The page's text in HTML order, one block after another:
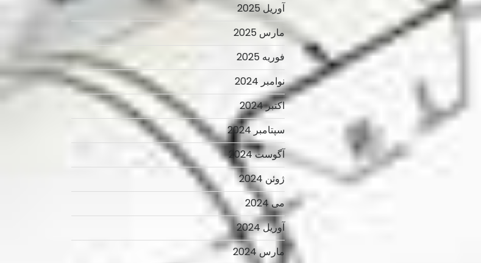
آوریل 2025
مارس 2025
فوریه 2025
نوامبر 2024
اکتبر 2024
سپتامبر 2024
آگوست 2024
ژوئن 2024
می 2024
آوریل 2024
مارس 2024